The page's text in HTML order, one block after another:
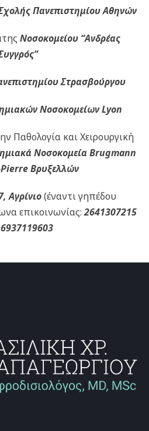
Πανεπιστημίου Αθηνών
Νοσοκομείου “Ανδρέας
Στρασβούργου
Νοσοκομείων Lyon
Παθολογία και Χειρουργική
Νοσοκομεία Brugmann
Βρυξελλών
Αγρίνιο(έναντι γηπέδου
επικοινωνίας:2641307215
6937119603